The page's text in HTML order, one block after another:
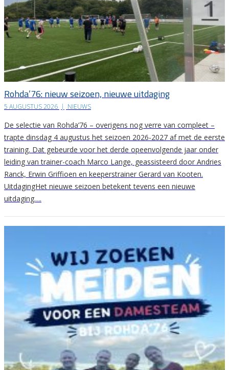
Rohda’76: nieuw seizoen, nieuwe uitdaging
5 AUGUSTUS 2026 | NIEUWS
De selectie van Rohda’76 – overigens nog verre van compleet –
trapte dinsdag 4 augustus het seizoen 2026-2027 af met de eerste
training. Dat gebeurde voor het derde opeenvolgende jaar onder
leiding van trainer-coach Marco Lange, geassisteerd door Andries
Ranck, Erwin Griffioen en keeperstrainer Gerard van Kooten.
UitdagingHet nieuwe seizoen betekent tevens een nieuwe
uitdaging….